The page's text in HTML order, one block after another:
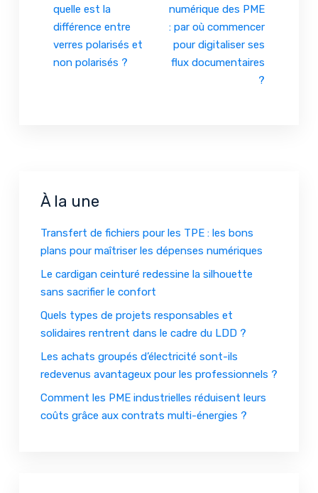
quelle est la
différence entre
verres polarisés et
non polarisés ?
numérique des PME
: par où commencer
pour digitaliser ses
flux documentaires
?
À la une
Transfert de fichiers pour les TPE : les bons
plans pour maîtriser les dépenses numériques
Le cardigan ceinturé redessine la silhouette
sans sacrifier le confort
Quels types de projets responsables et
solidaires rentrent dans le cadre du LDD ?
Les achats groupés d’électricité sont-ils
redevenus avantageux pour les professionnels ?
Comment les PME industrielles réduisent leurs
coûts grâce aux contrats multi-énergies ?